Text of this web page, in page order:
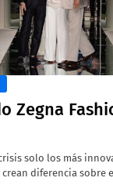
Zegna
solo los más
diferencia sobre